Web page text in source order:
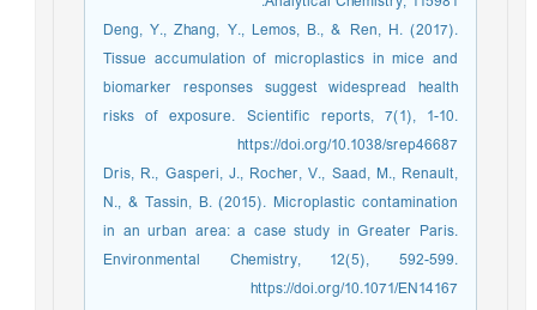
Deng, Y., Zhang, Y., Lemos, B., & Ren, H. (2017).
Tissue accumulation of microplastics in mice and
biomarker responses suggest widespread health
risks of exposure. Scientific reports, 7(1), 1-10.
https://doi.org/10.1038/srep46687
Dris, R., Gasperi, J., Rocher, V., Saad, M., Renault,
N., & Tassin, B. (2015). Microplastic contamination
in an urban area: a case study in Greater Paris.
Environmental Chemistry, 12(5), 592-599.
https://doi.org/10.1071/EN14167